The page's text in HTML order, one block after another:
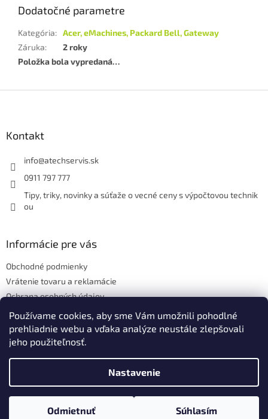
Používame cookies, aby sme Vám umožnili pohodlné
prehliadnie webu a vďaka analýze neustále zlepšovali
jeho použiteľnosť.
Nastavenie
Odmietnuť Súhlasím
Dodatočné parametre
Kategória: Acer, eMachines, Packard Bell, Gateway
Záruka:
2 roky
Položka bola vypredaná…
Kontakt
info@atechservis.sk
0911 797 777
Tipy, triky, novinky a súťaže o vecné ceny s výpočtovou technik
ou
Informácie pre vás
Obchodné podmienky
Vrátenie tovaru a reklamácie
Ochrana osobných údajov
Hodnotenie obchodu
ATECH.services s.r.o.
Upraviť nastavenie cookies